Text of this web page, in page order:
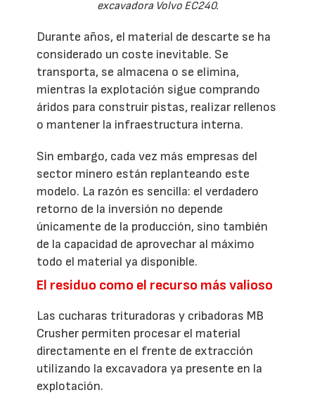
excavadora Volvo EC240.
Durante años, el material de descarte se ha
considerado un coste inevitable. Se
transporta, se almacena o se elimina,
mientras la explotación sigue comprando
áridos para construir pistas, realizar rellenos
o mantener la infraestructura interna.
Sin embargo, cada vez más empresas del
sector minero están replanteando este
modelo. La razón es sencilla: el verdadero
retorno de la inversión no depende
únicamente de la producción, sino también
de la capacidad de aprovechar al máximo
todo el material ya disponible.
El residuo como el recurso más valioso
Las cucharas trituradoras y cribadoras MB
Crusher permiten procesar el material
directamente en el frente de extracción
utilizando la excavadora ya presente en la
explotación.